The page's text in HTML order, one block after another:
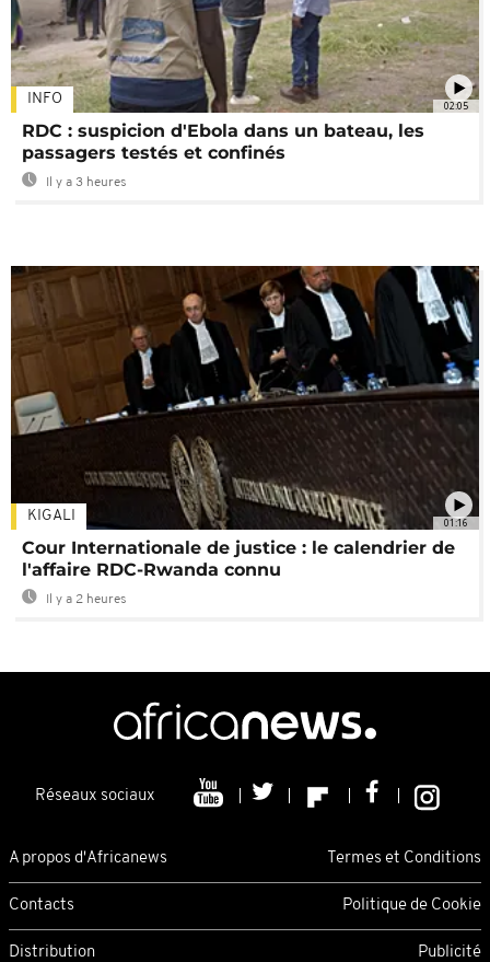
02:05
INFO
RDC : suspicion d'Ebola dans un bateau, les
passagers testés et confinés
Il y a 3 heures
01:16
KIGALI
Cour Internationale de justice : le calendrier de
l'affaire RDC-Rwanda connu
Il y a 2 heures
Réseaux sociaux
A propos d'Africanews Termes et Conditions
Contacts Politique de Cookie
Distribution Publicité